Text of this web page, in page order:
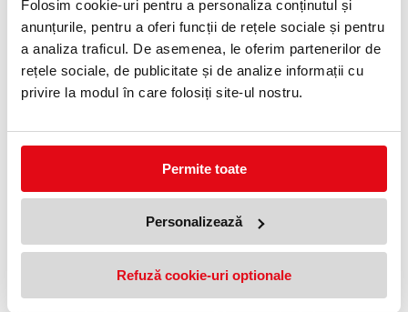
Folosim cookie-uri pentru a personaliza conținutul și
anunțurile, pentru a oferi funcții de rețele sociale și pentru
a analiza traficul. De asemenea, le oferim partenerilor de
rețele sociale, de publicitate și de analize informații cu
privire la modul în care folosiți site-ul nostru.
Permite toate
Personalizează
Refuză cookie-uri optionale
Sablon pentru cifre si litere,
Sablon pentru cifre si litere, 3